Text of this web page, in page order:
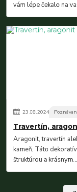
vám lépe čekalo na
23.08.2024
Travertín,
Aragonit, travertín
kameň. Táto
štruktúrou a